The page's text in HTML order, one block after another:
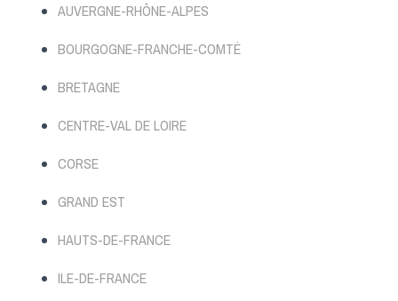
AUVERGNE-RHÔNE-ALPES
BOURGOGNE-FRANCHE-COMTÉ
BRETAGNE
CENTRE-VAL DE LOIRE
CORSE
GRAND EST
HAUTS-DE-FRANCE
ILE-DE-FRANCE